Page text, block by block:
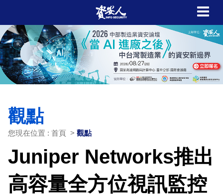
觀點
您現在位置 : 首頁 > 觀點
Juniper Networks推出
高容量全方位視訊監控